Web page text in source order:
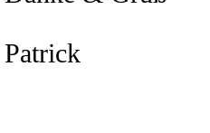
Patrick